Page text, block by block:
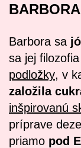
Barbora sa
sa jej
podložky, v
založila
inšpirovanú
príprave
priamo pod